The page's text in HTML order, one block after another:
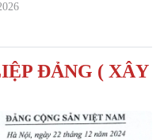
ĐẢNG ( XÂY